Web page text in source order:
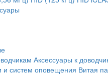
Аксессуары к
и систем оповещения Витая